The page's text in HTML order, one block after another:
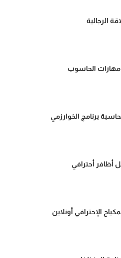
الرجالية
الحاسوب
برنامج الخوارزمي
أحترافي
الإحترافي أونلاين